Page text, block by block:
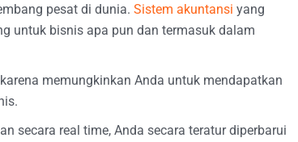
pesat di dunia. Sistem akuntansi yang
untuk bisnis apa pun dan termasuk dalam
memungkinkan Anda untuk mendapatkan
secara real time, Anda secara teratur diperbarui